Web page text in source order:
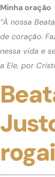
Minha oração
“À nossa
de coração.
nessa vida e
a Ele, por